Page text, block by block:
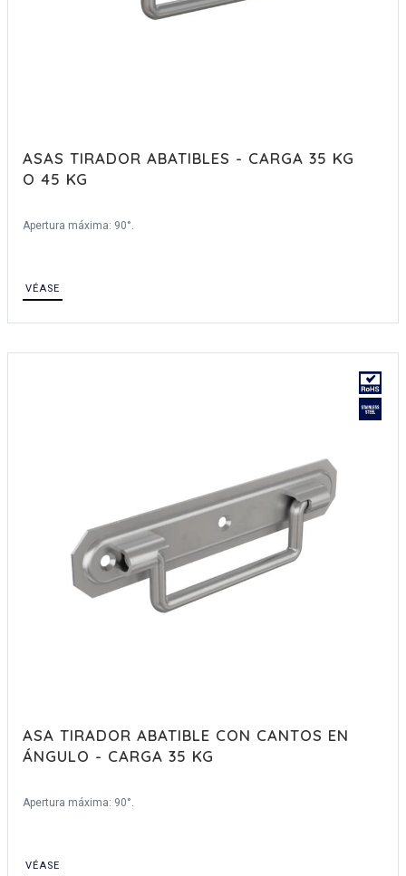
ASAS TIRADOR ABATIBLES - CARGA 35 KG
O 45 KG
Apertura máxima: 90°.
VÉASE
ASA TIRADOR ABATIBLE CON CANTOS EN
ÁNGULO - CARGA 35 KG
Apertura máxima: 90°.
VÉASE